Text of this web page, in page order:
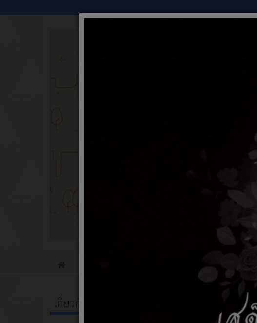
รับเรื่อ
ช่องทางการ
เกี่ยวกับหน่วยงาน